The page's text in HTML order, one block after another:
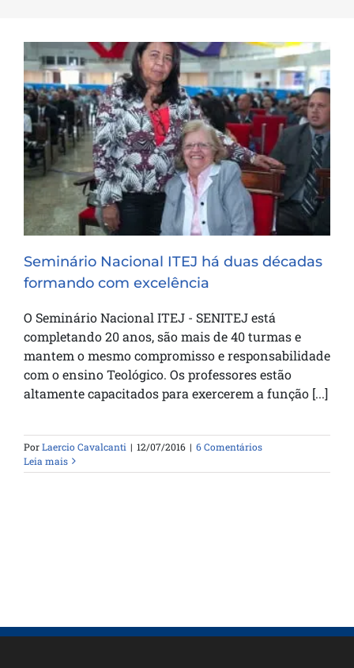
Seminário Nacional ITEJ há duas décadas
formando com excelência
Seminário Nacional ITEJ há duas décadas
formando com excelência
O Seminário Nacional ITEJ - SENITEJ está
completando 20 anos, são mais de 40 turmas e
mantem o mesmo compromisso e responsabilidade
com o ensino Teológico. Os professores estão
altamente capacitados para exercerem a função [...]
PorLaercio Cavalcanti | 12/07/2016 | 6 Comentários
Leia mais